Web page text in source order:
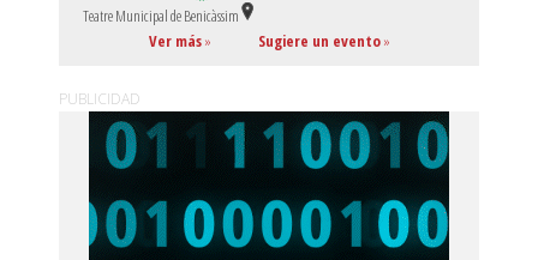
Teatre Municipal de Benicàssim
Ver más» Sugiere un evento»
PUBLICIDAD